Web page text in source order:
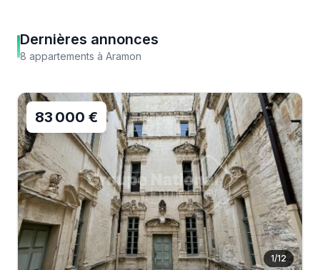
Dernières annonces
8 appartements à Aramon
1/12
83 000 €